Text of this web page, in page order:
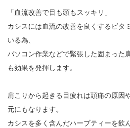
「血流改善で目も頭もスッキリ」
カシスには血流の改善を良くするビタ
いる為、
パソコン作業などで緊張した固まった
も効果を発揮します。
肩こりから起きる目疲れは頭痛の原因
元にもなります。
カシスを多く含んだハーブティーを飲